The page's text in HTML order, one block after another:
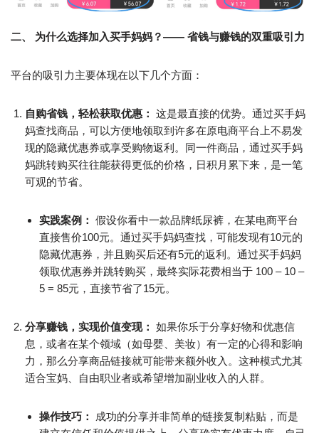
二、 为什么选择加入买手妈妈？—— 省钱与赚钱的双重吸引力
平台的吸引力主要体现在以下几个方面：
自购省钱，轻松获取优惠： 这是最直接的优势。通过买手妈
妈查找商品，可以方便地领取到许多在原电商平台上不易发
现的隐藏优惠券或享受购物返利。同一件商品，通过买手妈
妈跳转购买往往能获得更低的价格，日积月累下来，是一笔
可观的节省。
实践案例： 假设你看中一款品牌纸尿裤，在某电商平台
直接售价100元。通过买手妈妈查找，可能发现有10元的
隐藏优惠券，并且购买后还有5元的返利。通过买手妈妈
领取优惠券并跳转购买，最终实际花费相当于 100 – 10 –
5 = 85元，直接节省了15元。
分享赚钱，实现价值变现： 如果你乐于分享好物和优惠信
息，或者在某个领域（如母婴、美妆）有一定的心得和影响
力，那么分享商品链接就可能带来额外收入。这种模式尤其
适合宝妈、自由职业者或希望增加副业收入的人群。
操作技巧：
成功的分享并非简单的链接复制粘贴，而是